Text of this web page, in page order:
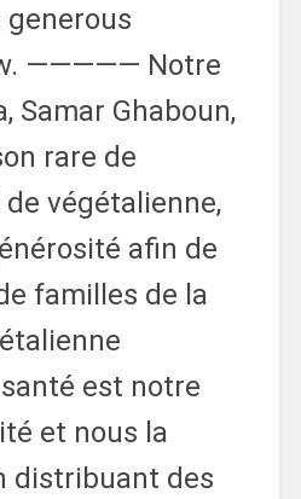
generous
————— Notre
Samar Ghaboun,
rare de
végétalienne,
afin de
familles de la
est notre
et nous la
distribuant des